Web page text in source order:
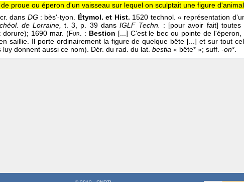
de proue ou éperon d'un vaisseau sur lequel on sculptait une figure
dans DG: bès'-tyon. Étymol. et Hist. 1520 technol. « représentation
de Lorraine, t. 3, p. 39 dans IGLF Techn. : [pour avoir fait] toutes
1690 mar. (Fur. : Bestion [...] C'est le bec ou pointe de
saillie. Il porte ordinairement la figure de quelque bête [...] et sur tout
donnent aussi ce nom). Dér. du rad. du lat. bestia « bête* »; suff. -on*.